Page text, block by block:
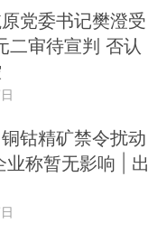
党委书记樊澄受
二审待宣判 否认
钴精矿禁令扰动
业称暂无影响 | 出